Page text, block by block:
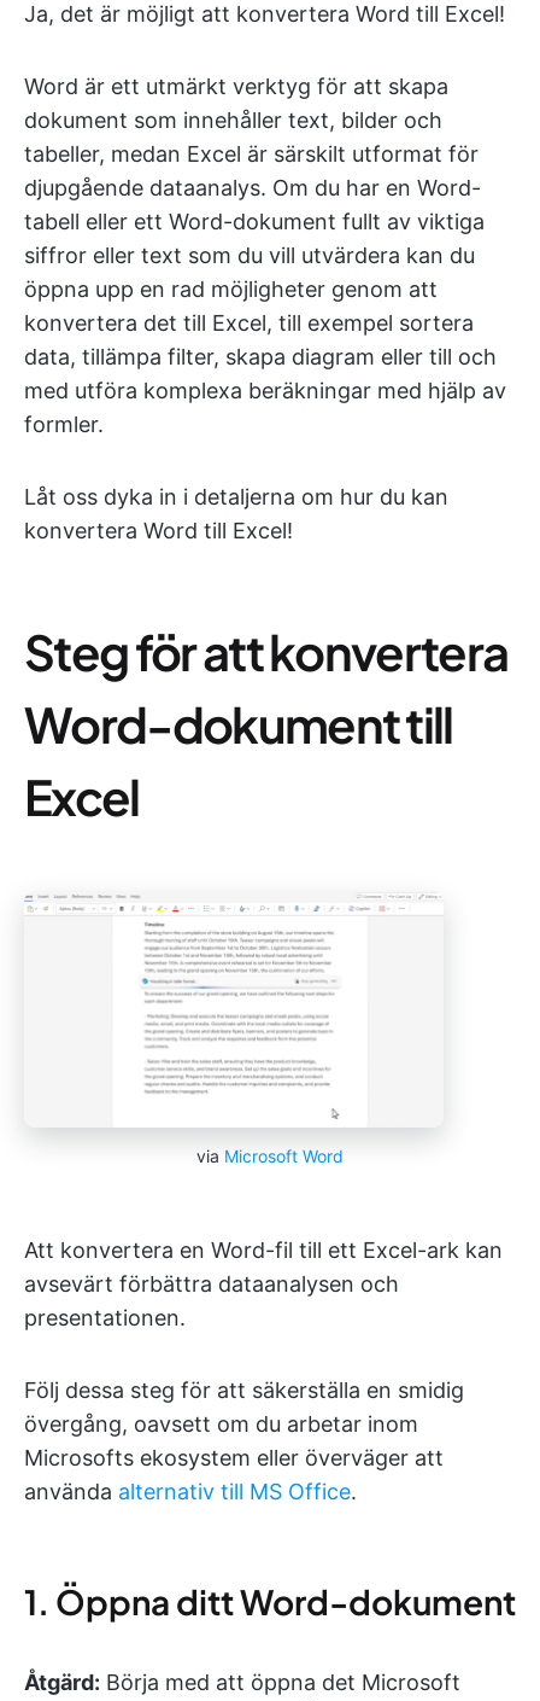
Ja, det är möjligt att konvertera Word till Excel!
Word är ett utmärkt verktyg för att skapa
dokument som innehåller text, bilder och
tabeller, medan Excel är särskilt utformat för
djupgående dataanalys. Om du har en Word-
tabell eller ett Word-dokument fullt av viktiga
siffror eller text som du vill utvärdera kan du
öppna upp en rad möjligheter genom att
konvertera det till Excel, till exempel sortera
data, tillämpa filter, skapa diagram eller till och
med utföra komplexa beräkningar med hjälp av
formler.
Låt oss dyka in i detaljerna om hur du kan
konvertera Word till Excel!
Steg för att konvertera
Word-dokument till
Excel
via Microsoft Word
Att konvertera en Word-fil till ett Excel-ark kan
avsevärt förbättra dataanalysen och
presentationen.
Följ dessa steg för att säkerställa en smidig
övergång, oavsett om du arbetar inom
Microsofts ekosystem eller överväger att
använda alternativ till MS Office.
1. Öppna ditt Word-dokument
Åtgärd: Börja med att öppna det Microsoft